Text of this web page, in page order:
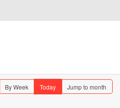
By Week Today Jump to month